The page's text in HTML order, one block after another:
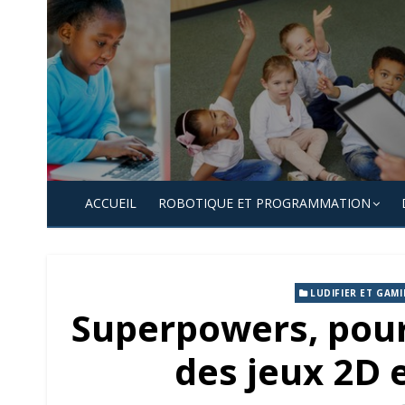
Skip
to
content
ACCUEIL ROBOTIQUE ET PROGRAMMATION
LUDIFIER ET
Superpowers,
des jeux 2D